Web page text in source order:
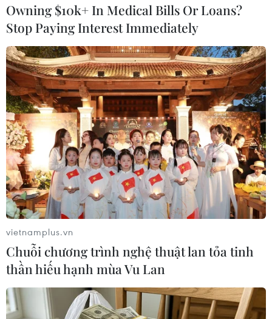
#Phát triển đô thị
#Không gian sống Việt Nam
#Sống an toàn
#Không gian xanh
#Giải pháp kiến trúc
Theo dõi VietnamPlus
TIN LIÊN QUAN
Owning $10k+ In Medical Bills Or Loans?
Stop Paying Interest Immediately
vietnamplus.vn
Chuỗi chương trình nghệ thuật lan tỏa tinh
thần hiếu hạnh mùa Vu Lan